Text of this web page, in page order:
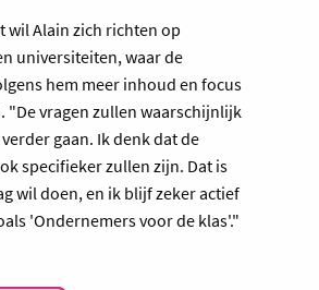
wil Alain zich richten op
universiteiten, waar de
hem meer inhoud en focus
"De vragen zullen waarschijnlijk
gaan. Ik denk dat de
specifieker zullen zijn. Dat is
wil doen, en ik blijf zeker actief
'Ondernemers voor de klas'."